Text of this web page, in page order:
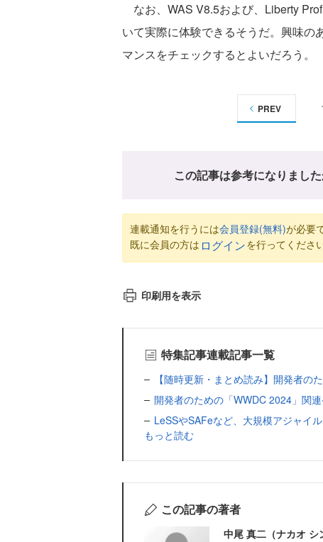
なお、WAS V8.5および、Liberty
いて実際に体験できるそうだ。興味の
マンスをチェックするとよいだろう。
PREV
この記事は参考になりまし
連載通知を行うには会員登録(無料)が必要
既に会員の方は ログインを行ってください
印刷用を表示
特集記事連載記事一覧
【随時更新・まとめ読み】開発者の
開発者のための「WWDC 2024」関
LeSSやSAFeなど、大規模アジャイ
もっと読む
この記事の著者
中尾 真二（ナカオ シ